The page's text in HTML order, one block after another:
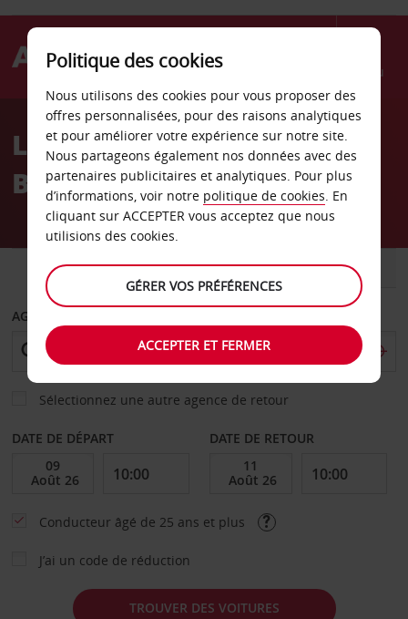
Menu
AvisLocation de voiture
Bloomington
VOITURE UTILITAIRE
AGENCE DE DÉPART
Sélectionnez une autre agence de retour
DATE DE DÉPART DATE DE RETOUR
Conducteur âgé de 25 ans et plus
J’ai un code de réduction
TROUVER DES VOITURES
Politique des cookies
Nous utilisons des cookies pour vous proposer des
offres personnalisées, pour des raisons analytiques
et pour améliorer votre expérience sur notre site.
Nous partageons également nos données avec des
partenaires publicitaires et analytiques. Pour plus
d’informations, voir notre politique de cookies. En
cliquant sur ACCEPTER vous acceptez que nous
utilisions des cookies.
GÉRER VOS PRÉFÉRENCES
ACCEPTER ET FERMER